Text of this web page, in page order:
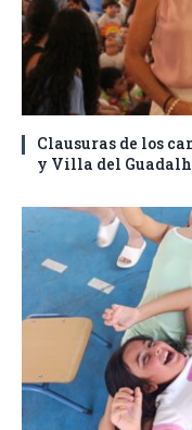
Clausuras de los
y Villa del